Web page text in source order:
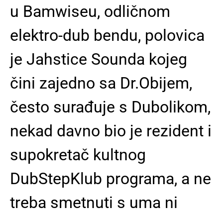
u Bamwiseu, odličnom
elektro-dub bendu, polovica
je Jahstice Sounda kojeg
čini zajedno sa Dr.Obijem,
često surađuje s Dubolikom,
nekad davno bio je rezident i
supokretač kultnog
DubStepKlub programa, a ne
treba smetnuti s uma ni